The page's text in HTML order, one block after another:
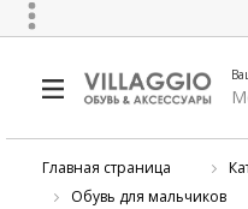
Главная страница
Обувь для мальчиков